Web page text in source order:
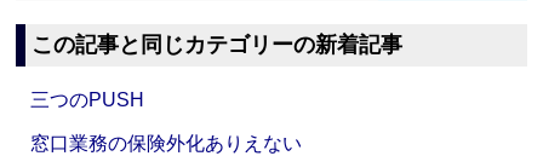
この記事と同じカテゴリーの新着記事
三つのPUSH
窓口業務の保険外化ありえない